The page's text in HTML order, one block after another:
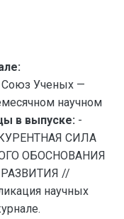
Союз Ученых —
научном
в выпуске: -
СИЛА
ОБОСНОВАНИЯ
//
научных